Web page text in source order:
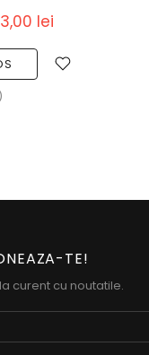
lei
TE!
curent cu noutatile.